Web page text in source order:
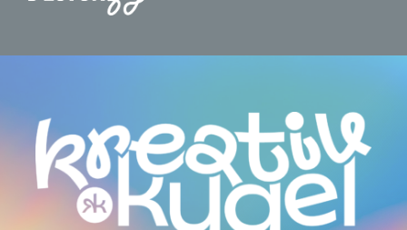
Kreativkugel – Automatenkunst
Logoentwicklung